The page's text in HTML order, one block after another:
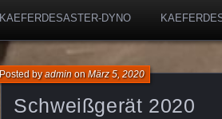
KAEFERDESASTER-DYNO
Schweißgerät 2020
Posted byadminonMärz 5, 2020